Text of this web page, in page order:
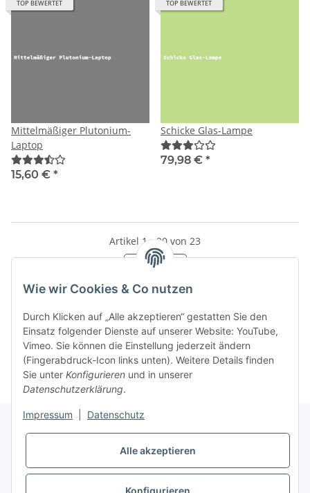
TOP BEWERTET
Mittelmäßiger Plutonium-
Laptop
15,60 € *
TOP BEWERTET
Schicke Glas-Lampe
79,98 € *
Artikel 1 - 20 von 23
Seite1
Kategorien
Wie wir Cookies & Co nutzen
Durch Klicken auf „Alle akzeptieren“ gestatten Sie den
Einsatz folgender Dienste auf unserer Website: YouTube,
Vimeo. Sie können die Einstellung jederzeit ändern
(Fingerabdruck-Icon links unten). Weitere Details finden
Sie unter Konfigurieren und in unserer
Datenschutzerklärung.
Impressum Datenschutz
Alle akzeptieren